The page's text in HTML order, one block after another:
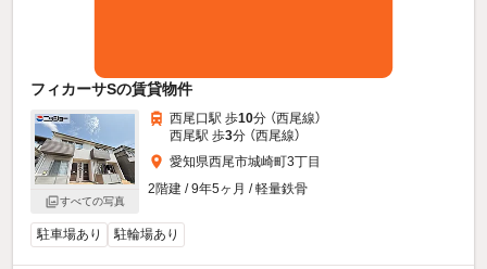
フィカーサSの賃貸物件
すべての写真
西尾口駅 歩10分 （西尾線）
西尾駅 歩3分 （西尾線）
愛知県西尾市城崎町3丁目
2階建 / 9年5ヶ月 / 軽量鉄骨
駐車場あり 駐輪場あり